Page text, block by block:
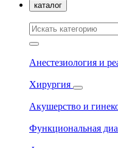
каталог
Анестезиология и
Хирургия
Акушерство и
Функциональная